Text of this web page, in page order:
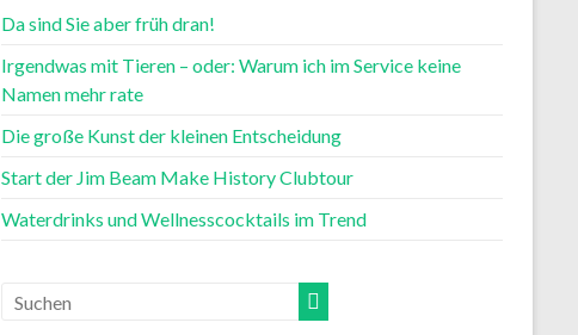
Da sind Sie aber früh dran!
Irgendwas mit Tieren – oder: Warum ich im Service keine
Namen mehr rate
Die große Kunst der kleinen Entscheidung
Start der Jim Beam Make History Clubtour
Waterdrinks und Wellnesscocktails im Trend